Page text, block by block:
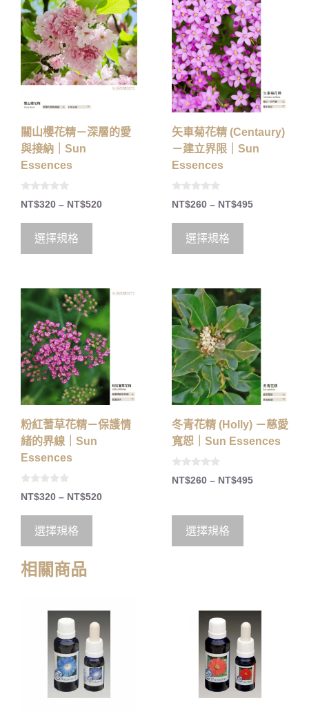
關山櫻花精－深層的愛
與接納｜Sun
Essences
0
o
t
5
NT$320 – NT$520
選擇規格
矢車菊花精 (Centaury)
－建立界限｜Sun
Essences
0
o
t
5
NT$260 – NT$495
選擇規格
粉紅蓍草花精－保護情
緒的界線｜Sun
Essences
0
o
t
5
NT$320 – NT$520
選擇規格
冬青花精 (Holly) －慈愛
寬恕｜Sun Essences
0
o
NT$260 – NT$495
選擇規格
相關商品